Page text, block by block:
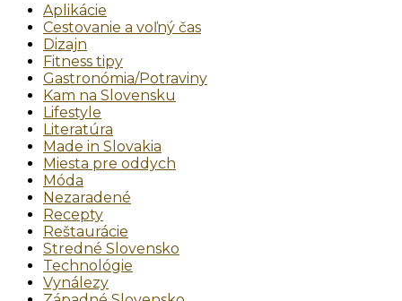
Aplikácie
Cestovanie a voľný čas
Dizajn
Fitness tipy
Gastronómia/Potraviny
Kam na Slovensku
Lifestyle
Literatúra
Made in Slovakia
Miesta pre oddych
Móda
Nezaradené
Recepty
Reštaurácie
Stredné Slovensko
Technológie
Vynálezy